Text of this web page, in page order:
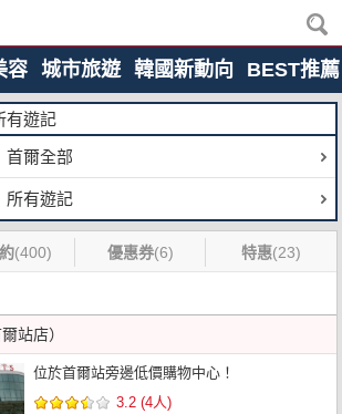
容 城市旅遊 韓國新動向 BEST推薦
有遊記
首爾全部
所有遊記
(400) 優惠券(6) 特惠(23)
站店）
位於首爾站旁邊低價購物中心！
3.2 (4人)